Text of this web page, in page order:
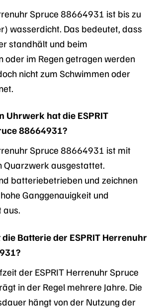
Spruce 88664931 ist bis zu
wasserdicht. Das bedeutet, dass
standhält und beim
oder im Regen getragen werden
nicht zum Schwimmen oder
Uhrwerk hat die ESPRIT
88664931?
Spruce 88664931 ist mit
Quarzwerk ausgestattet.
batteriebetrieben und zeichnen
Ganggenauigkeit und
aus.
Batterie der ESPRIT Herrenuhr
der ESPRIT Herrenuhr Spruce
in der Regel mehrere Jahre. Die
hängt von der Nutzung der